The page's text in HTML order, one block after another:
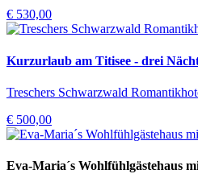
€ 530,00
Kurzurlaub am Titisee - drei
Treschers Schwarzwald
€ 500,00
Eva-Maria´s Wohlfühlgästehaus